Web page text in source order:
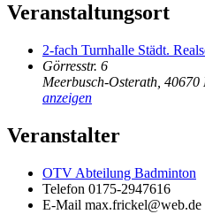
Veranstaltungsort
2-fach Turnhalle Städt.
Görresstr. 6
Meerbusch-Osterath 40670
anzeigen
Veranstalter
OTV Abteilung Badminton
Telefon 0175-2947616
E-Mail max.frickel@web.de